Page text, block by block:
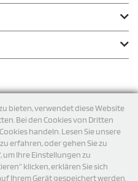
bieten, verwendet diese Website
Bei den Cookies von Dritten
handeln. Lesen Sie unsere
erfahren, oder gehen Sie zu
um Ihre Einstellungen zu
klicken, erklären Sie sich
Ihrem Gerät gespeichert werden.